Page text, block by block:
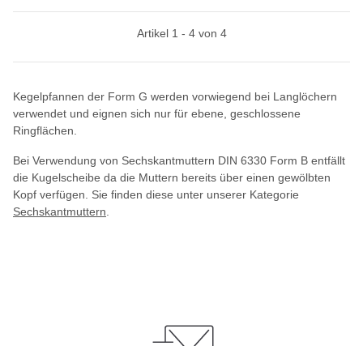
Artikel 1 - 4 von 4
Kegelpfannen der Form G werden vorwiegend bei Langlöchern
verwendet und eignen sich nur für ebene, geschlossene
Ringflächen.
Bei Verwendung von Sechskantmuttern DIN 6330 Form B entfällt
die Kugelscheibe da die Muttern bereits über einen gewölbten
Kopf verfügen. Sie finden diese unter unserer Kategorie
Sechskantmuttern